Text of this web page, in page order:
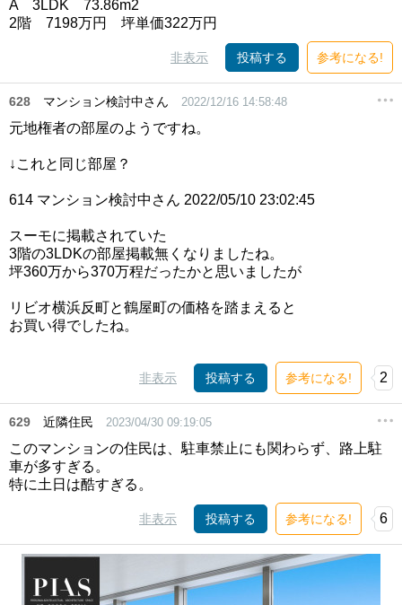
A 3LDK 73.86m2
2階 7198万円 坪単価322万円
非表示 投稿する 参考になる!
628 マンション検討中さん 2022/12/16 14:58:48
元地権者の部屋のようですね。
↓これと同じ部屋？
614 マンション検討中さん 2022/05/10 23:02:45
スーモに掲載されていた
3階の3LDKの部屋掲載無くなりましたね。
坪360万から370万程だったかと思いましたが
リビオ横浜反町と鶴屋町の価格を踏まえると
お買い得でしたね。
非表示 投稿する 参考になる! 2
629 近隣住民 2023/04/30 09:19:05
このマンションの住民は、駐車禁止にも関わらず、路上駐
車が多すぎる。
特に土日は酷すぎる。
非表示 投稿する 参考になる! 6